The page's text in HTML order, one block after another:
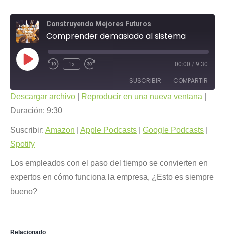
Construyendo Mejores Futuros
Comprender demasiado al sistema
Reproducir
episodioRebobinar
1x
Fast
seconds
00:00 / 9:30
SUSCRIBIR COMPARTIR
Amazon
Google Podcasts Spotify
FEED RSS
COMPARTIR
ENLACE
Descargar archivo Reproducir en una nueva ventana
Duración: 9:30
Suscribir: Amazon Apple Podcasts Google Podcasts
Spotify
Los empleados con el paso del tiempo se convierten en
expertos en cómo funciona la empresa, ¿Esto es siempre
bueno?
Relacionado